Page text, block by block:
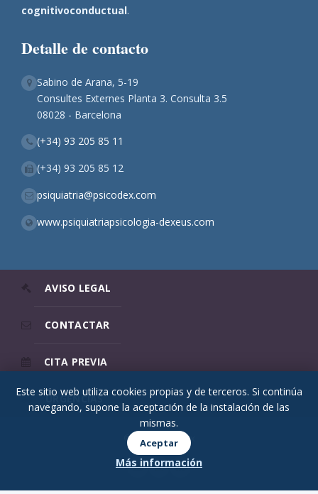
cognitivoconductual.
Detalle de contacto
Sabino de Arana, 5-19
Consultes Externes Planta 3. Consulta 3.5
08028 - Barcelona
(+34) 93 205 85 11
(+34) 93 205 85 12
psiquiatria@psicodex.com
www.psiquiatriapsicologia-dexeus.com
AVISO LEGAL
CONTACTAR
CITA PREVIA
URGENCIAS
© 2026 Psicodex
Este sitio web utiliza cookies propias y de terceros. Si continúa
navegando, supone la aceptación de la instalación de las
mismas.
Aceptar
Más información